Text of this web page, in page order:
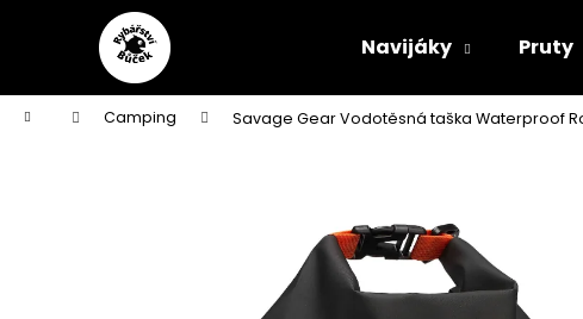
Navijáky Pruty
Domů Camping Savage Gear Vodotěsná taška Waterproof
Zpět
do
obchodu
Zpět
do
obchodu